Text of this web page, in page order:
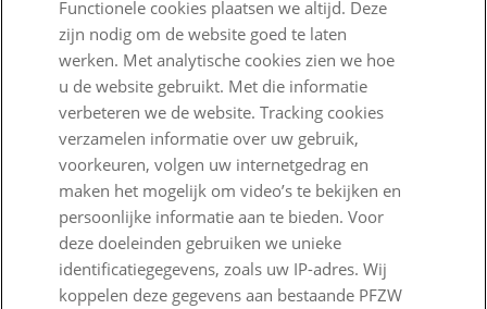
Nieuwe regels voor pensioen
Zo staan we ervoor
Nieuws
Voor de pers
PFZW Dichtbij
Werken bij PFZW
Responsible disclosure
Functionele cookies plaatsen we altijd. Deze
zijn nodig om de website goed te laten
werken. Met analytische cookies zien we hoe
u de website gebruikt. Met die informatie
verbeteren we de website. Tracking cookies
verzamelen informatie over uw gebruik,
voorkeuren, volgen uw internetgedrag en
maken het mogelijk om video’s te bekijken en
persoonlijke informatie aan te bieden. Voor
deze doeleinden gebruiken we unieke
identificatiegegevens, zoals uw IP-adres. Wij
koppelen deze gegevens aan bestaande PFZW